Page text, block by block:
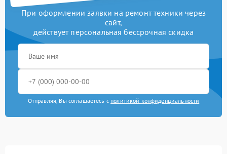
При оформлении заявки на ремонт техники через
сайт,
действует персональная бессрочная скидка
Отправляя, Вы соглашаетесь с политикой конфиденциальности